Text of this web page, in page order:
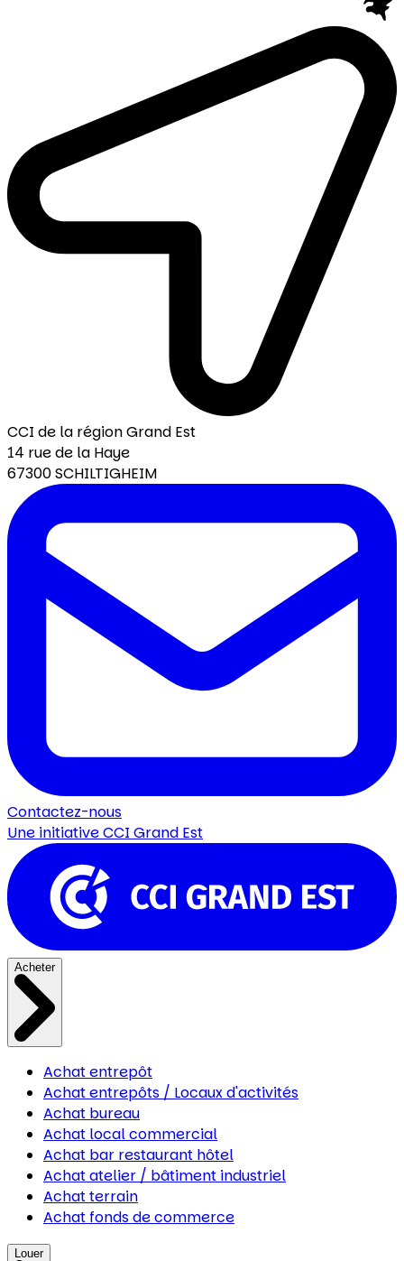
CCI de la région Grand Est
14 rue de la Haye
67300 SCHILTIGHEIM
Contactez-nous
Une initiativeCCI Grand Est
Acheter
Achat entrepôt
Achat entrepôts / Locaux d'activités
Achat bureau
Achat local commercial
Achat bar restaurant hôtel
Achat atelier / bâtiment industriel
Achat terrain
Achat fonds de commerce
Louer